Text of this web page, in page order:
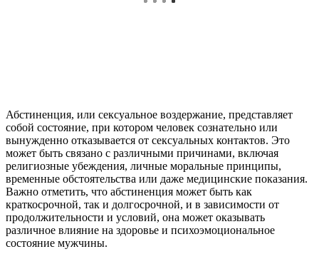
Абстиненция, или сексуальное воздержание, представляет
собой состояние, при котором человек сознательно или
вынужденно отказывается от сексуальных контактов. Это
может быть связано с различными причинами, включая
религиозные убеждения, личные моральные принципы,
временные обстоятельства или даже медицинские показания.
Важно отметить, что абстиненция может быть как
краткосрочной, так и долгосрочной, и в зависимости от
продолжительности и условий, она может оказывать
различное влияние на здоровье и психоэмоциональное
состояние мужчины.